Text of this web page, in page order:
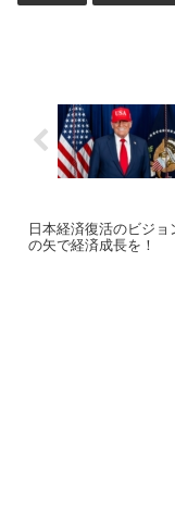
日本経済復活のビジ
の矢で経済成長を！